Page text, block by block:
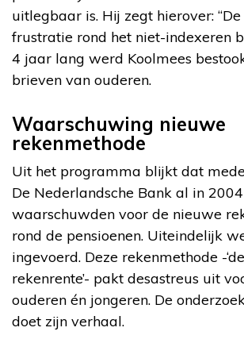
uitlegbaar is. Hij zegt hierover:
frustratie rond het niet-indexeren
4 jaar lang werd Koolmees
brieven van ouderen.
Waarschuwing nieuwe
rekenmethode
Uit het programma blijkt dat
De Nederlandsche Bank al in 2004
waarschuwden voor de nieuwe
rond de pensioenen. Uiteindelijk
ingevoerd. Deze rekenmethode -
rekenrente’- pakt desastreus uit
ouderen én jongeren. De
doet zijn verhaal.